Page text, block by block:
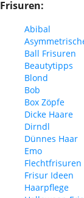
Frisuren:
Abibal
Ball Frisuren
Beautytipps
Blond
Bob
Box Zöpfe
Dicke Haare
Dirndl
Dünnes Haar
Emo
Flechtfrisuren
Frisur Ideen
Haarpflege